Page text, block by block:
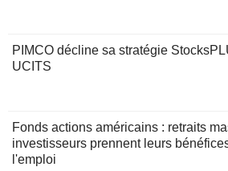
PIMCO décline sa stratégie
UCITS
Fonds actions américains : retraits
investisseurs prennent leurs
l'emploi